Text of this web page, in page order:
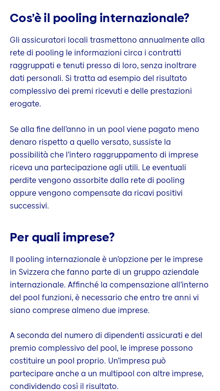
Cos’è il pooling internazionale?
Gli assicuratori locali trasmettono annualmente alla
rete di pooling le informazioni circa i contratti
raggruppati e tenuti presso di loro, senza inoltrare
dati personali. Si tratta ad esempio del risultato
complessivo dei premi ricevuti e delle prestazioni
erogate.
Se alla fine dell’anno in un pool viene pagato meno
denaro rispetto a quello versato, sussiste la
possibilità che l’intero raggruppamento di imprese
riceva una partecipazione agli utili. Le eventuali
perdite vengono assorbite dalla rete di pooling
oppure vengono compensate da ricavi positivi
successivi.
Per quali imprese?
Il pooling internazionale è un’opzione per le imprese
in Svizzera che fanno parte di un gruppo aziendale
internazionale. Affinché la compensazione all’interno
del pool funzioni, è necessario che entro tre anni vi
siano comprese almeno due imprese.
A seconda del numero di dipendenti assicurati e del
premio complessivo del pool, le imprese possono
costituire un pool proprio. Un’impresa può
partecipare anche a un multipool con altre imprese,
condividendo così il risultato.